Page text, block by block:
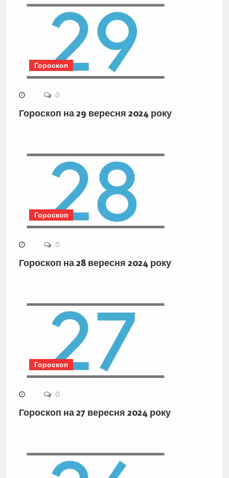
Гороскоп
0
Гороскоп на 29 вересня 2024 року
Гороскоп
0
Гороскоп на 28 вересня 2024 року
Гороскоп
0
Гороскоп на 27 вересня 2024 року